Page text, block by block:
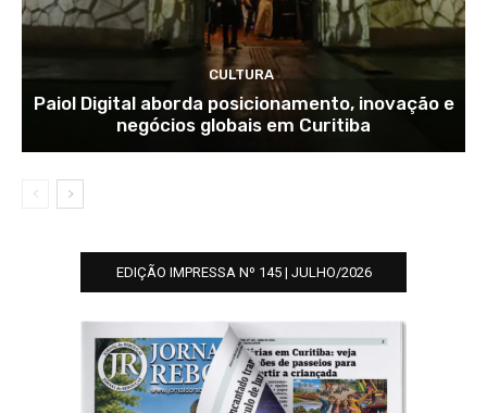
CULTURA
Paiol Digital aborda posicionamento, inovação e
negócios globais em Curitiba
EDIÇÃO IMPRESSA Nº 145 | JULHO/2026